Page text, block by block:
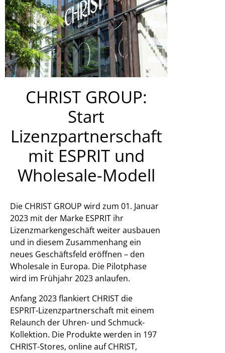
CHRIST GROUP:
Start
Lizenzpartnerschaft
mit ESPRIT und
Wholesale-Modell
Die CHRIST GROUP wird zum 01. Januar
2023 mit der Marke ESPRIT ihr
Lizenzmarkengeschäft weiter ausbauen
und in diesem Zusammenhang ein
neues Geschäftsfeld eröffnen – den
Wholesale in Europa. Die Pilotphase
wird im Frühjahr 2023 anlaufen.
Anfang 2023 flankiert CHRIST die
ESPRIT-Lizenzpartnerschaft mit einem
Relaunch der Uhren- und Schmuck-
Kollektion. Die Produkte werden in 197
CHRIST-Stores, online auf CHRIST,